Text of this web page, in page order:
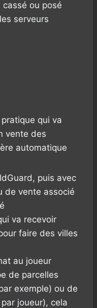
cassé ou posé
serveurs
qui va
vente des
automatique
puis avec
de vente associé
va recevoir
faire des villes
au joueur
de parcelles
exemple) ou de
joueur), cela